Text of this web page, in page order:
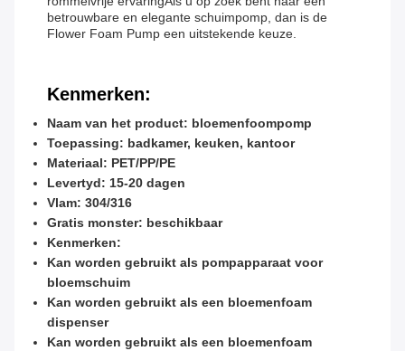
betrouwbare en elegante schuimpomp, dan is de
Flower Foam Pump een uitstekende keuze.
Kenmerken:
Naam van het product: bloemenfoompomp
Toepassing: badkamer, keuken, kantoor
Materiaal: PET/PP/PE
Levertyd: 15-20 dagen
Vlam: 304/316
Gratis monster: beschikbaar
Kenmerken:
Kan worden gebruikt als pompapparaat voor
bloemschuim
Kan worden gebruikt als een bloemenfoam
dispenser
Kan worden gebruikt als een bloemenfoam